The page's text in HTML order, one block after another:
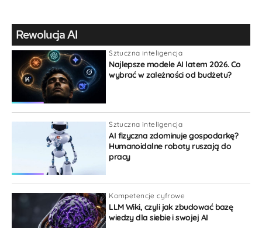
Gość
Rewolucja AI
Sztuczna inteligencja
Najlepsze modele AI latem 2026. Co
wybrać w zależności od budżetu?
Sztuczna inteligencja
AI fizyczna zdominuje gospodarkę?
Humanoidalne roboty ruszają do
pracy
Kompetencje cyfrowe
LLM Wiki, czyli jak zbudować bazę
wiedzy dla siebie i swojej AI